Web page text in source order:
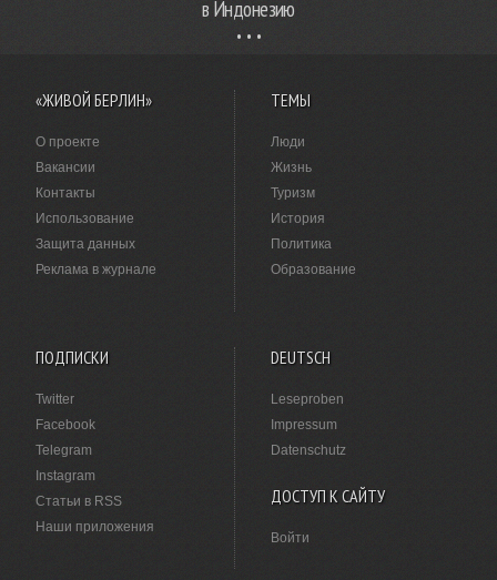
в Индонезию
«ЖИВОЙ БЕРЛИН»
О проекте
Вакансии
Контакты
Использование
Защита данных
Реклама в журнале
ТЕМЫ
Люди
Жизнь
Туризм
История
Политика
Образование
ПОДПИСКИ
Twitter
Facebook
Telegram
Instagram
Статьи в RSS
Наши приложения
DEUTSCH
Leseproben
Impressum
Datenschutz
ДОСТУП К САЙТУ
Войти